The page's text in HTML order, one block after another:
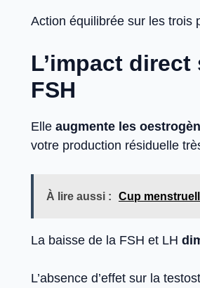
Action équilibrée sur les trois
L’impact
FSH
Elle augmente les
votre production résiduelle
À lire aussi : Cup
La baisse de la FSH et LH
L’absence d’effet sur la